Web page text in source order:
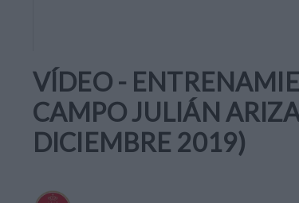
VÍDEO -
CAMPO JULIÁN
DICIEMBRE 2019)